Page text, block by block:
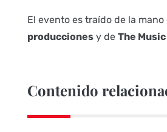
El evento es traído de la mano
produccionesy de The
Contenido